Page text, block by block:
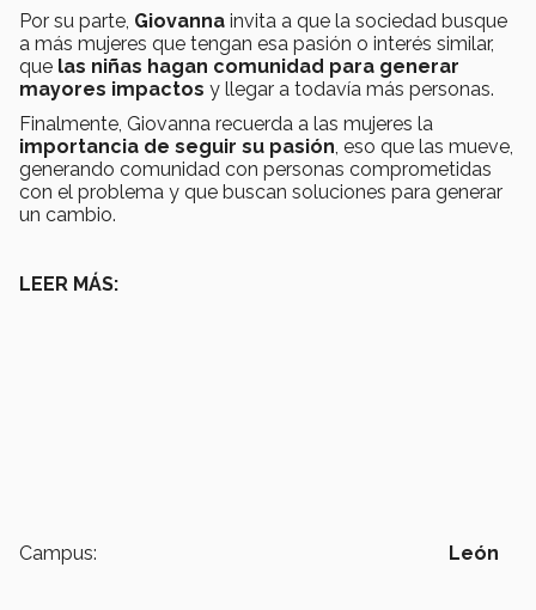
Por su parte, Giovanna invita a que la sociedad busque
a más mujeres que tengan esa pasión o interés similar,
que las niñas hagan comunidad para generar
mayores impactos y llegar a todavía más personas.
Finalmente, Giovanna recuerda a las mujeres la
importancia de seguir su pasión, eso que las mueve,
generando comunidad con personas comprometidas
con el problema y que buscan soluciones para generar
un cambio.
LEER MÁS:
Campus: León